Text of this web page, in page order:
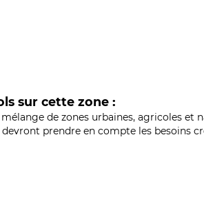
sur cette zone :
de zones urbaines, agricoles et
prendre en compte les besoins